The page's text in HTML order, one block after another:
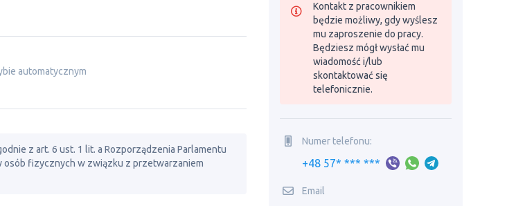
automatycznym
z art. 6 ust. 1 lit. a Rozporządzenia Parlamentu
osób fizycznych w związku z przetwarzaniem
Kontakt z pracownikiem
będzie możliwy, gdy wyślesz
mu zaproszenie do pracy.
Będziesz mógł wysłać mu
wiadomość i/lub
skontaktować się
telefonicznie.
Numer telefonu:
+48 57* *** ***
Email